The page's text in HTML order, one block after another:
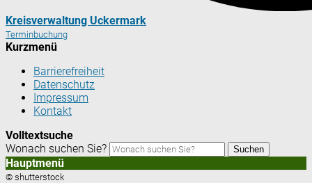
Kreisverwaltung Uckermark
Terminbuchung
Kurzmenü
Barrierefreiheit
Datenschutz
Impressum
Kontakt
Volltextsuche
Wonach suchen Sie?
Suchen
Hauptmenü
© shutterstock